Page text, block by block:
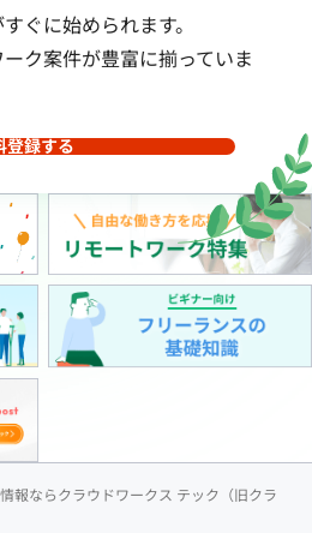
ぐに始められます。
ク案件が豊富に揃っていま
登録する
報ならクラウドワークス テック（旧クラ